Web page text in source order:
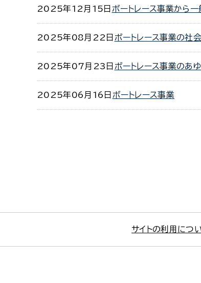
2025年12月15日 ボートレース事業から
2025年08月22日 ボートレース事業の社
2025年07月23日 ボートレース事業のあ
2025年06月16日 ボートレース事業
サイトの利用につ